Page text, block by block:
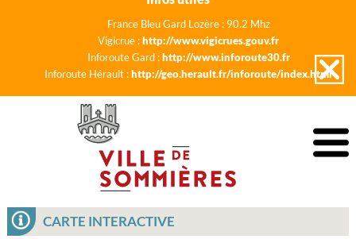
France Bleu Gard Lozère : 90.2 Mhz
Vigicrue :http://www.vigicrues.gouv.fr
Inforoute Gard :http://www.inforoute30.fr
Inforoute Hérault :http://geo.herault.fr/inforoute/index.html
CARTE INTERACTIVE